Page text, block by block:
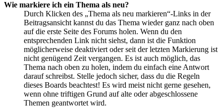
Wie markiere ich ein Thema als neu?
Durch Klicken des „Thema als neu markieren“-Links in der
Beitragsansicht kannst du das Thema wieder ganz nach oben
auf die erste Seite des Forums holen. Wenn du den
entsprechenden Link nicht siehst, dann ist die Funktion
möglicherweise deaktiviert oder seit der letzten Markierung ist
nicht genügend Zeit vergangen. Es ist auch möglich, das
Thema nach oben zu holen, indem du einfach eine Antwort
darauf schreibst. Stelle jedoch sicher, dass du die Regeln
dieses Boards beachtest! Es wird meist nicht gerne gesehen,
wenn ohne triftigen Grund auf alte oder abgeschlossene
Themen geantwortet wird.